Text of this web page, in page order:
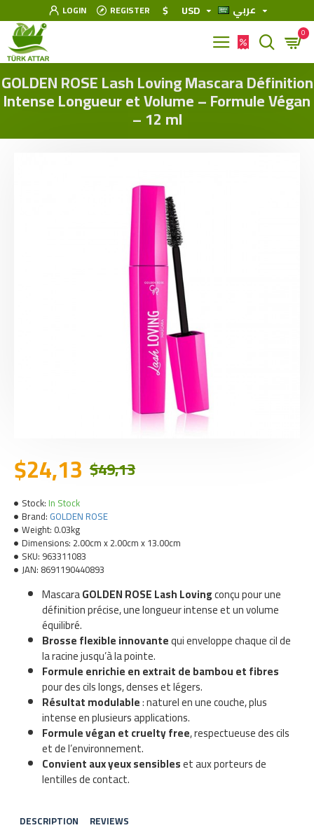
LOGIN REGISTER $ USD عربي
0
GOLDEN ROSE Lash Loving Mascara Définition
Intense Longueur et Volume – Formule Végan
– 12 ml
Stock: In Stock
Brand: GOLDEN ROSE
Weight: 0.03kg
Dimensions: 2.00cm x 2.00cm x 13.00cm
SKU: 963311083
JAN: 8691190440893
$24,13 $49,13
DESCRIPTION REVIEWS
MascaraGOLDEN ROSE Lash Lovingconçu pour une
définition précise, une longueur intense et un volume
équilibré.
Brosse flexible innovantequi enveloppe chaque cil de
la racine jusqu’à la pointe.
Formule enrichie en extrait de bambou et fibres
pour des cils longs, denses et légers.
Résultat modulable: naturel en une couche, plus
intense en plusieurs applications.
Formule végan et cruelty free, respectueuse des cils
et de l’environnement.
Convient aux yeux sensibleset aux porteurs de
lentilles de contact.